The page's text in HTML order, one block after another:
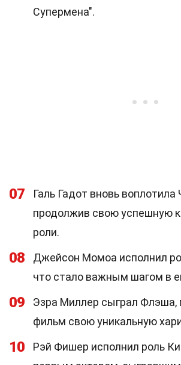
Супермена".
07
Галь Гадот вновь
продолжив свою успешную
роли.
08
Джейсон Момоа исполнил
что стало важным шагом в
09
Эзра Миллер сыграл Флэша,
фильм свою уникальную
10
Рэй Фишер исполнил роль